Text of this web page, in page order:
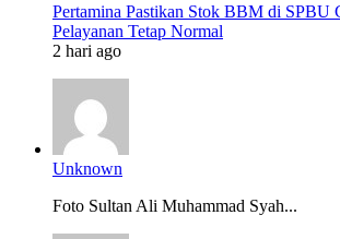
Pertamina Pastikan Stok BBM di SPBU
Pelayanan Tetap Normal
2 hari ago
Unknown
Foto Sultan Ali Muhammad Syah...